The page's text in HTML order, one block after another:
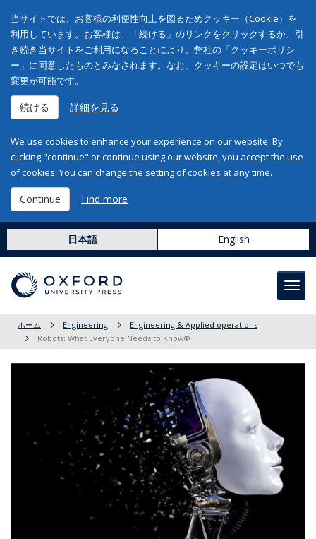
当サイトでは、お客様の利便性向上を図るためクッキー（Cookie）を
利用しています。お客様は、「続ける」のリンクをクリックするか、引
き続き当サイトをご利用になることにより、弊社の「クッキーポリシ
ー」に同意したものとみなされます。なお、クッキーの設定はいつでも
変更が可能です。
続ける 詳細を見る
We use cookies to enhance your experience on our website. By
clicking "continue" or continue using our website, you accept the use
of cookies. You can change the setting of cookies at any time.
Continue Find more
日本語 English
ホーム Engineering
Engineering & Applied operations
Robots: What Everyone Needs to Know®